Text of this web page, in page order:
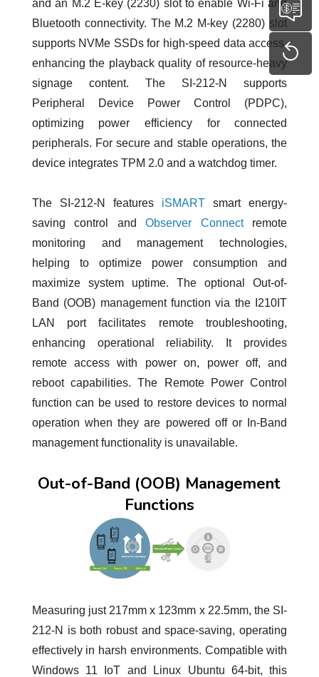
and an M.2 E-key (2230) slot to enable Wi-Fi and
Bluetooth connectivity. The M.2 M-key (2280) slot
supports NVMe SSDs for high-speed data access,
enhancing the playback quality of resource-heavy
signage content. The SI-212-N supports
Peripheral Device Power Control (PDPC),
optimizing power efficiency for connected
peripherals. For secure and stable operations, the
device integrates TPM 2.0 and a watchdog timer.
The SI-212-N features iSMART smart energy-
saving control andObserver Connectremote
monitoring and management technologies,
helping to optimize power consumption and
maximize system uptime. The optional Out-of-
Band (OOB) management function via the I210IT
LAN port facilitates remote troubleshooting,
enhancing operational reliability. It provides
remote access with power on, power off, and
reboot capabilities. The Remote Power Control
function can be used to restore devices to normal
operation when they are powered off or In-Band
management functionality is unavailable.
Out-of-Band (OOB) Management
Functions
Measuring just 217mm x 123mm x 22.5mm, the SI-
212-N is both robust and space-saving, operating
effectively in harsh environments. Compatible with
Windows 11 IoT and Linux Ubuntu 64-bit, this